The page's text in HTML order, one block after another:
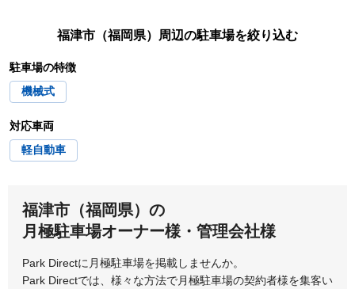
糟屋郡篠栗町 糟屋郡志免町
糟屋郡新宮町
嘉麻市
北九州市小倉北区
北九州市八幡西区
久留米市 古賀市
西鉄福間
福津市（福岡県） 周辺の駐車場を絞り込む
駐車場の特徴
機械式
対応車両
軽自動車
福津市（福岡県）の
月極駐車場オーナー様・管理会社様
Park Directに月極駐車場を掲載しませんか。
Park Directでは、様々な方法で月極駐車場の契約者様を集客い